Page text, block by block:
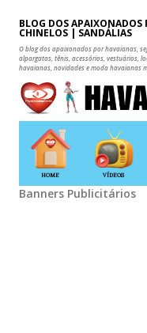
Pular
BLOG DOS APAIXONADOS
CHINELOS | SANDÁLIAS
O blog dos apaixonados por havaianas,
alpargatas, tênis, acessórios, vestuários,
havaianas, novidades e moda havaianas
HOME VÍDEOS
Banners Publicitários